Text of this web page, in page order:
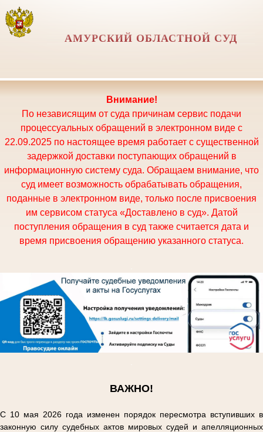
АМУРСКИЙ ОБЛАСТНОЙ СУД
Внимание!
По независящим от суда причинам сервис подачи
процессуальных обращений в электронном виде с
22.09.2025 по настоящее время работает с существенной
задержкой доставки поступающих обращений в
информационную систему суда. Обращаем внимание, что
суд имеет возможность обрабатывать обращения,
поданные в электронном виде, только после присвоения
им сервисом статуса «Доставлено в суд». Датой
поступления обращения в суд также считается дата и
время присвоения обращению указанного статуса.
ВАЖНО!
С 10 мая 2026 года изменен порядок пересмотра вступивших в
законную силу судебных актов мировых судей и апелляционных